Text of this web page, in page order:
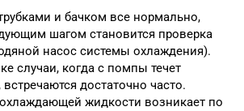
и бачком все нормально,
шагом становится проверка
насос системы охлаждения).
случаи, когда с помпы течет
достаточно часто.
жидкости возникает по